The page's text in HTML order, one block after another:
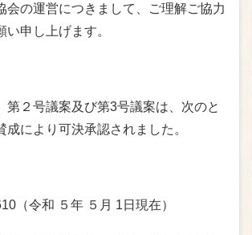
会の運営につきまして、ご理解ご協力
い申し上げます。
２号議案及び第3号議案は、次のと
成により可決承認されました。
令和 ５年 ５月 1日現在）